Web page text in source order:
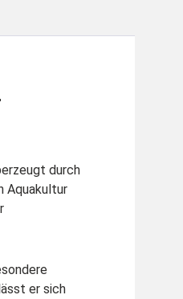
durch
Aquakultur
er sich